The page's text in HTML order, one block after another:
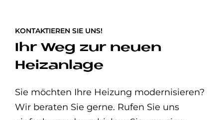
KONTAKTIEREN SIE UNS!
Ihr Weg zur neuen
Heizanlage
Sie möchten Ihre Heizung modernisieren?
Wir beraten Sie gerne. Rufen Sie uns